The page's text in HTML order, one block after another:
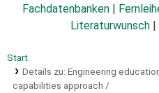
Fachdatenbanken
Literaturwunsch
Start
Details zu: Engineering
capabilities approach /